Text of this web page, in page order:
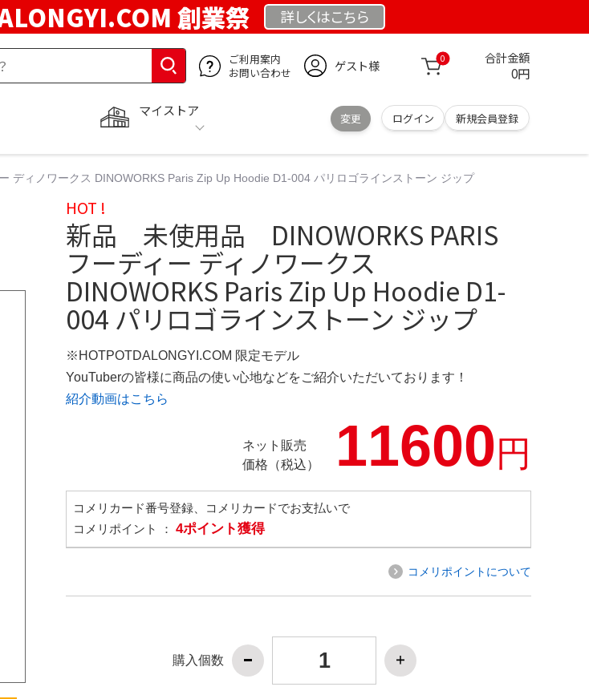
創業祭 詳しくはこちら
ご利用案内
お問い合わせ
ゲスト様 0 合計金額
0円
マイストア
変更 ログイン 新規会員登録
ィノワークス DINOWORKS Paris Zip Up Hoodie D1-004 パリロゴラインストーン ジップ
HOT !
新品 未使用品 DINOWORKS PARIS
フーディー ディノワークス
DINOWORKS Paris Zip Up Hoodie D1-
004 パリロゴラインストーン ジップ
※HOTPOTDALONGYI.COM 限定モデル
YouTuberの皆様に商品の使い心地などをご紹介いただいております！
紹介動画はこちら
ネット販売
価格（税込）
11600円
コメリカード番号登録、コメリカードでお支払いで
コメリポイント ： 4ポイント獲得
コメリポイントについて
購入個数